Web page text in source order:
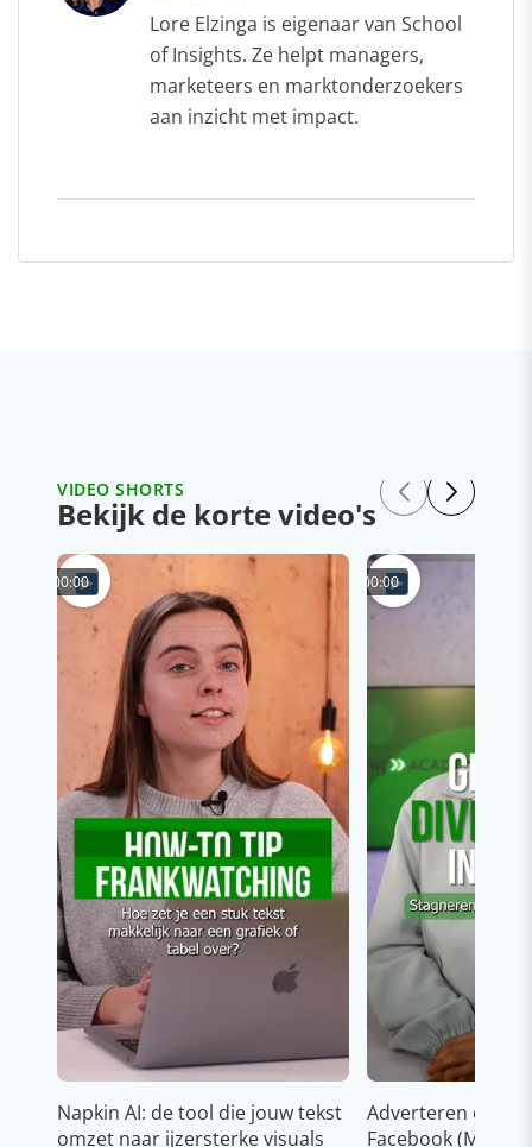
Lore Elzinga is eigenaar van School
of Insights. Ze helpt managers,
marketeers en marktonderzoekers
aan inzicht met impact.
VIDEO SHORTS
Bekijk de korte video's
00:00
Napkin AI: de tool die jouw tekst
omzet naar ijzersterke visuals
00:00
Adverteren op
Facebook (Meta)